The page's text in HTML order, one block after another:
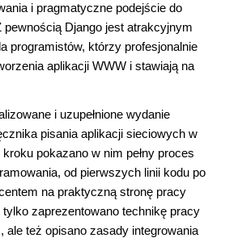
i pragmatyczne podejście do
pewnością Django jest atrakcyjnym
programistów, którzy profesjonalnie
aplikacji WWW i stawiają na
i uzupełnione wydanie
pisania aplikacji sieciowych w
pokazano w nim pełny proces
od pierwszych linii kodu po
na praktyczną stronę pracy
tylko zaprezentowano technikę pracy
ale też opisano zasady integrowania